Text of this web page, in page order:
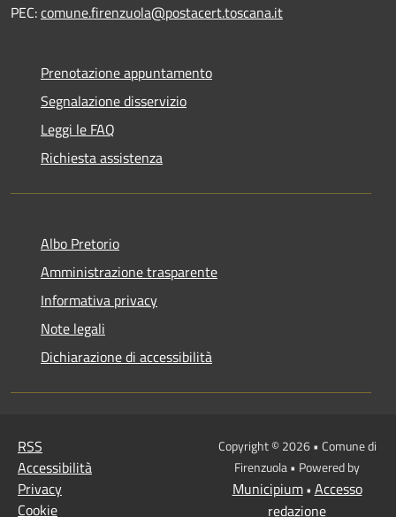
PEC:comune.firenzuola@postacert.toscana.it
Prenotazione appuntamento
Segnalazione disservizio
Leggi le FAQ
Richiesta assistenza
Albo Pretorio
Amministrazione trasparente
Informativa privacy
Note legali
Dichiarazione di accessibilità
RSS
Accessibilità
Privacy
Cookie
Copyright © 2026 • Comune di
Firenzuola • Powered by
Municipium• Accesso
redazione